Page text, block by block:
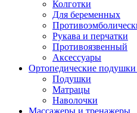
Колготки
Для беременных
Рукава и перчатки
Противоязвенный
Аксессуары
Ортопедические
Подушки
Матрацы
Наволочки